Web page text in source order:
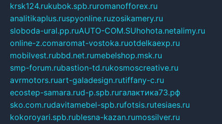
krsk124.rukubok.spb.ruromanofforex.ru
analitikaplus.ruspyonline.ruzosikamery.ru
sloboda-ural.pp.ruAUTO-COM.SUhohota.netalimy.ru
online-z.comaromat-vostoka.ruotdelkaexp.ru
mobilvest.rubbd.net.rumebelshop.msk.ru
smp-forum.rubastion-td.rukosmoscreative.ru
avrmotors.ruart-galadesign.rutiffany-c.ru
ecostep-samara.rud-p.spb.ruгалактика73.рф
sko.com.rudavitamebel-spb.rufotsis.rutesiaes.ru
kokoroyari.spb.rublesna-kazan.rumossilver.ru